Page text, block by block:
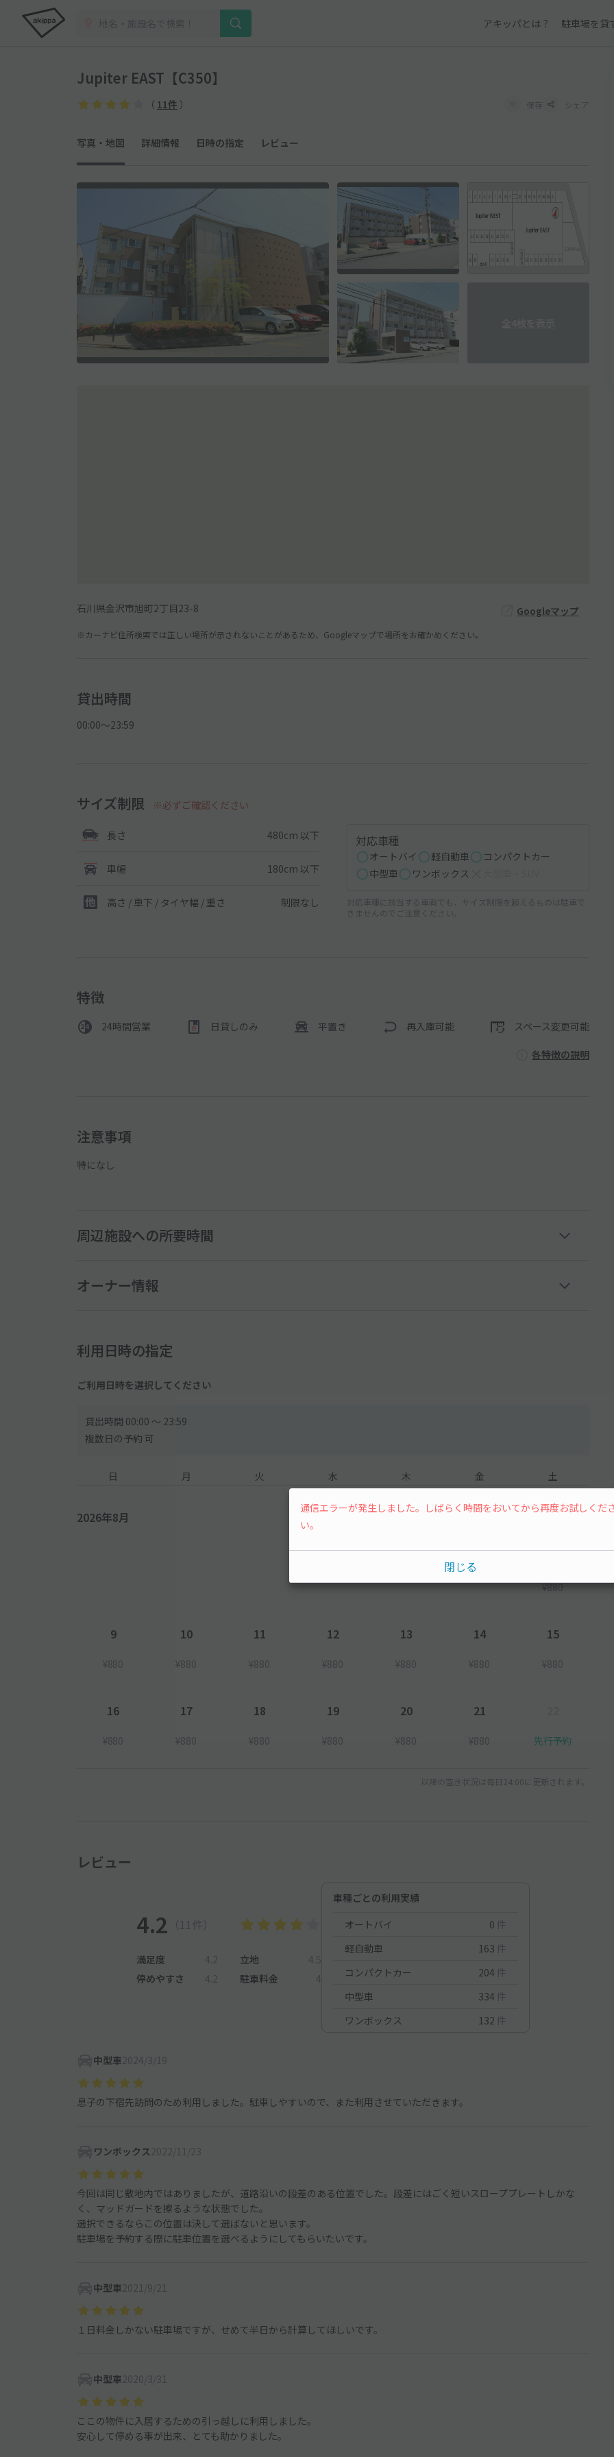
アキッパとは？ 駐車場を貸
Jupiter EAST【C350】
（ 11件 ） 保存 シェア
写真・地図 詳細情報 日時の指定 レビュー
石川県金沢市旭町2丁目23-8 Googleマップ
※カーナビ住所検索では正しい場所が示されないことがあるため、Googleマップで場所をお確かめください。
貸出時間
00:00〜23:59
サイズ制限 ※必ずご確認ください
長さ 480cm 以下
車幅 180cm 以下
高さ / 車下 / タイヤ幅 / 重さ 制限なし
対応車種
オートバイ 軽自動車
コンパクトカー
中型車
ワンボックス
対応車種に該当する車両でも、サイズ制限を超えるものは駐車で
きませんのでご注意ください。
特徴
24時間営業 日貸しのみ 平置き 再入庫可能 スペース変更可能
各特徴の説明
注意事項
特になし
周辺施設への所要時間
オーナー情報
利用日時の指定
ご利用日時を選択してください
貸出時間 00:00 〜 23:59
複数日の予約 可
日 月 火 水 木 金 土
2026年8月
¥880
9
¥880
10
¥880
11
¥880
12
¥880
13
¥880
14
¥880
15
¥880
16
¥880
17
¥880
18
¥880
19
¥880
20
¥880
21
¥880 先行予約
以降の空き状況は毎日24:00に更新されます。
レビュー
4.2 （11件）
満足度 4.2 立地
4.5
停めやすさ
4.2 駐車料金 4
車種ごとの利用実績
オートバイ
0 件
軽自動車
163 件
コンパクトカー
204 件
中型車
334 件
ワンボックス
132 件
中型車2024/3/19
息子の下宿先訪問のため利用しました。駐車しやすいので、また利用させていただきます。
ワンボックス2022/11/23
今回は同じ敷地内ではありましたが、道路沿いの段差のある位置でした。段差にはごく短いスローププレートしかな
く、マッドガードを擦るような状態でした。
選択できるならこの位置は決して選ばないと思います。
駐車場を予約する際に駐車位置を選べるようにしてもらいたいです。
中型車2021/9/21
１日料金しかない駐車場ですが、せめて半日から計算してほしいです。
中型車2020/3/31
ここの物件に入居するための引っ越しに利用しました。
安心して停める事が出来、とても助かりました。
通信エラーが発生しました。しばらく時間をおいてから再度お試しくだ
い。
閉じる